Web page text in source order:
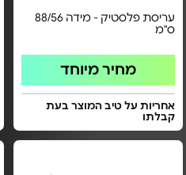
עריסת פלסטיק - מידה 88/56
ס"מ
מחיר מיוחד
אחריות על טיב המוצר בעת
קבלתו